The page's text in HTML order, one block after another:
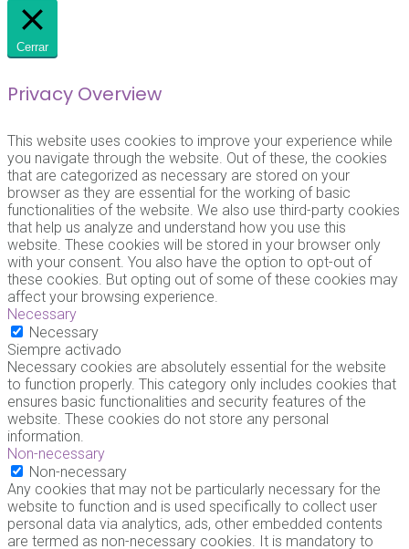
Cerrar
Privacy Overview
This website uses cookies to improve your experience while
you navigate through the website. Out of these, the cookies
that are categorized as necessary are stored on your
browser as they are essential for the working of basic
functionalities of the website. We also use third-party cookies
that help us analyze and understand how you use this
website. These cookies will be stored in your browser only
with your consent. You also have the option to opt-out of
these cookies. But opting out of some of these cookies may
affect your browsing experience.
Necessary
Necessary
Siempre activado
Necessary cookies are absolutely essential for the website
to function properly. This category only includes cookies that
ensures basic functionalities and security features of the
website. These cookies do not store any personal
information.
Non-necessary
Non-necessary
Any cookies that may not be particularly necessary for the
website to function and is used specifically to collect user
personal data via analytics, ads, other embedded contents
are termed as non-necessary cookies. It is mandatory to